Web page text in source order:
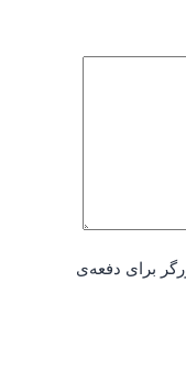
برای دفعه‌ی